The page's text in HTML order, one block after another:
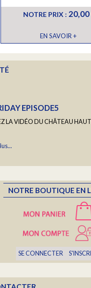
2025/2026
dates des prochaines
semaine, nous vous ferons
Famille Bourcier...
AVEC
NOTRE BOUTIQUE EN
SE CONNECTER
NOTRE PRIX : 20,00
EN SAVOIR +